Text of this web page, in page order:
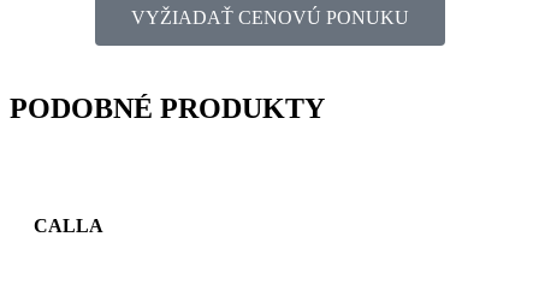
VYŽIADAŤ CENOVÚ PONUKU
PODOBNÉ PRODUKTY
CALLA